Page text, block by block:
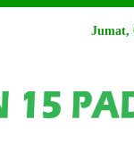
Jumat,